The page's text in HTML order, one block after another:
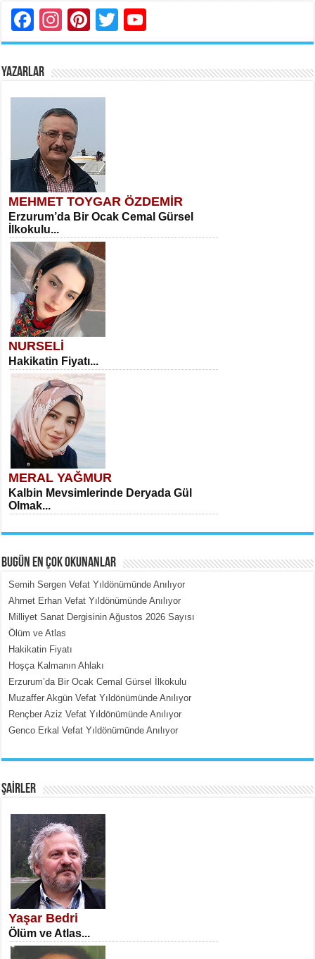
Facebook
Instagram
Pinterest
Twitter
YAZARLAR
MEHMET TOYGAR ÖZDEMİR
Erzurum’da Bir Ocak Cemal Gürsel
İlkokulu...
NURSELİ
Hakikatin Fiyatı...
MERAL YAĞMUR
Kalbin Mevsimlerinde Deryada Gül
Olmak...
MEHMET ÇOBAN
İçerdeki Put Dışardaki Maskeler...
SATILMIŞ ÜMİT ÇETİNKAYA
Erkenlik...
BUGÜN EN ÇOK OKUNANLAR
Semih Sergen Vefat Yıldönümünde Anılıyor
Ahmet Erhan Vefat Yıldönümünde Anılıyor
Milliyet Sanat Dergisinin Ağustos 2026 Sayısı
Ölüm ve Atlas
Hakikatin Fiyatı
Hoşça Kalmanın Ahlakı
Erzurum’da Bir Ocak Cemal Gürsel İlkokulu
Muzaffer Akgün Vefat Yıldönümünde Anılıyor
Rençber Aziz Vefat Yıldönümünde Anılıyor
Genco Erkal Vefat Yıldönümünde Anılıyor
ŞAİRLER
Yaşar Bedri
Ölüm ve Atlas...